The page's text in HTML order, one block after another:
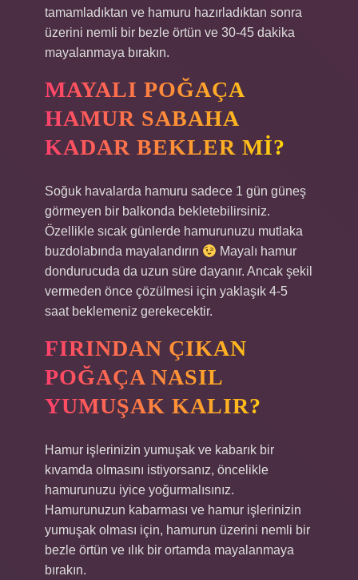
tamamladıktan ve hamuru hazırladıktan sonra
üzerini nemli bir bezle örtün ve 30-45 dakika
mayalanmaya bırakın.
MAYALI POĞAÇA
HAMUR SABAHA
KADAR BEKLER MI?
Soğuk havalarda hamuru sadece 1 gün güneş
görmeyen bir balkonda bekletebilirsiniz.
Özellikle sıcak günlerde hamurunuzu mutlaka
buzdolabında mayalandırın
Mayalı hamur
dondurucuda da uzun süre dayanır. Ancak şekil
vermeden önce çözülmesi için yaklaşık 4-5
saat beklemeniz gerekecektir.
FIRINDAN ÇIKAN
POĞAÇA NASIL
YUMUŞAK KALIR?
Hamur işlerinizin yumuşak ve kabarık bir
kıvamda olmasını istiyorsanız, öncelikle
hamurunuzu iyice yoğurmalısınız.
Hamurunuzun kabarması ve hamur işlerinizin
yumuşak olması için, hamurun üzerini nemli bir
bezle örtün ve ılık bir ortamda mayalanmaya
bırakın.